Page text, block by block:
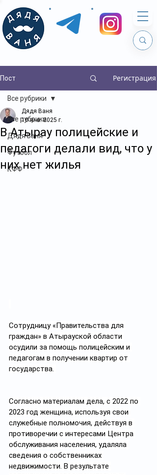
Пост Регистрация
Все рубрики
Дядя Ваня
Футбол
КФФ
Все рубрики
В Атырау полицейские и
педагоги делали вид, что у
них нет жилья
Дядя Ваня
10 янв. 2025 г.
Сотрудницу «Правительства для
граждан» в Атырауской области
осудили за помощь полицейским и
педагогам в получении квартир от
государства.
Согласно материалам дела, с 2022 по
2023 год женщина, используя свои
служебные полномочия, действуя в
противоречии с интересами Центра
обслуживания населения, удаляла
сведения о собственниках
недвижимости. В результате